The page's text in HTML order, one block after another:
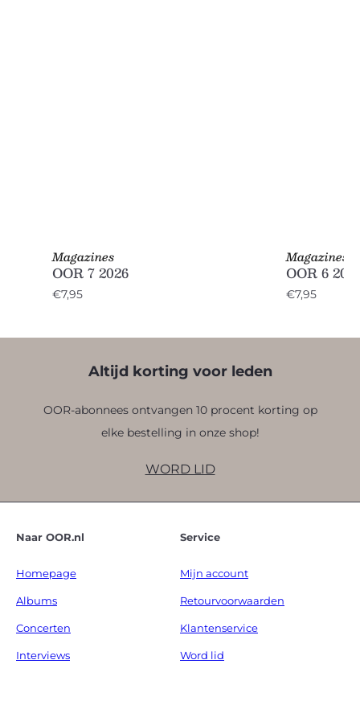
Magazines
OOR 7 2026
€7,95
Magazines
OOR 6
€7,95
Altijd korting voor leden
OOR-abonnees ontvangen 10 procent korting op
elke bestelling in onze shop!
WORD LID
Naar OOR.nl
Homepage
Albums
Concerten
Interviews
Service
Mijn account
Retourvoorwaarden
Klantenservice
Word lid